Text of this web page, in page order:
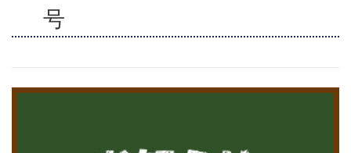
号